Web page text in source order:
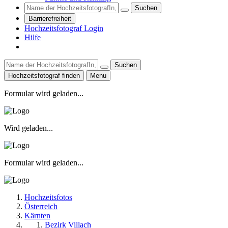
Suchen
Barrierefreiheit
Hochzeitsfotograf Login
Hilfe
Suchen
Hochzeitsfotograf finden
Menu
Formular wird geladen...
Wird geladen...
Formular wird geladen...
Hochzeitsfotos
Österreich
Kärnten
Bezirk Villach